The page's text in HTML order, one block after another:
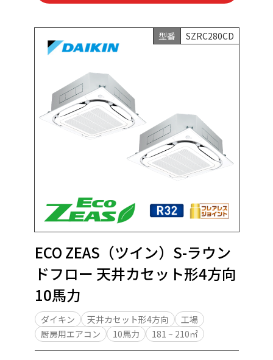
型番 SZRC280CD
ECO ZEAS（ツイン）S-ラウン
ドフロー 天井カセット形4方向
10馬力
ダイキン 天井カセット形4方向
工場
厨房用エアコン
10馬力 181 ~ 210㎡